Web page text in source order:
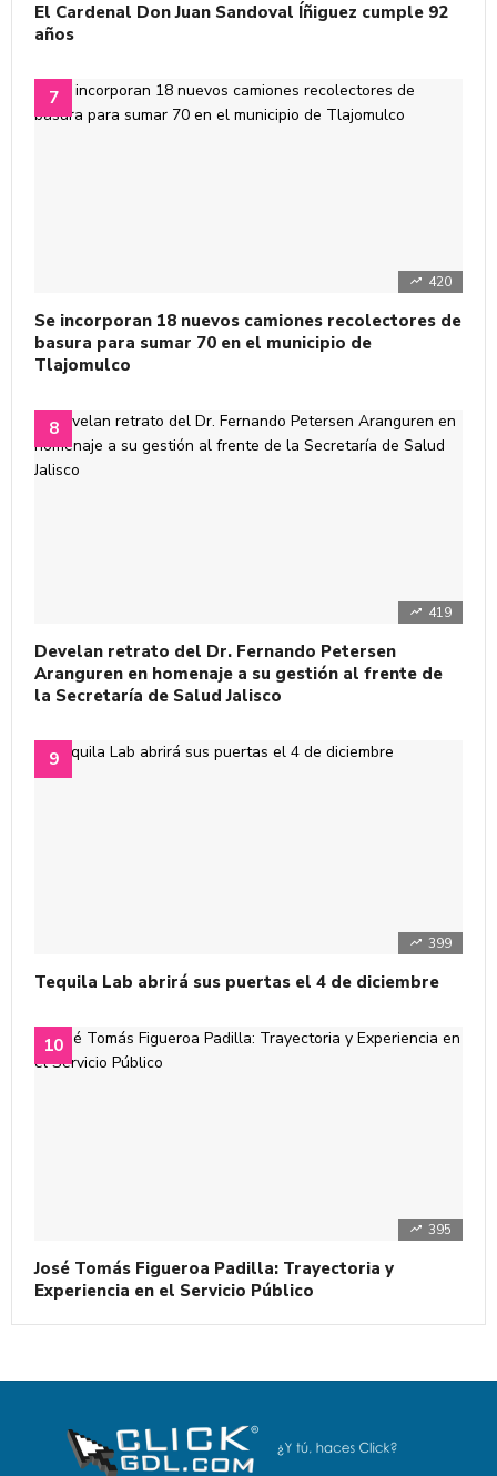
El Cardenal Don Juan Sandoval Íñiguez cumple 92
años
420
Se incorporan 18 nuevos camiones recolectores de
basura para sumar 70 en el municipio de
Tlajomulco
419
Develan retrato del Dr. Fernando Petersen
Aranguren en homenaje a su gestión al frente de
la Secretaría de Salud Jalisco
399
Tequila Lab abrirá sus puertas el 4 de diciembre
395
José Tomás Figueroa Padilla: Trayectoria y
Experiencia en el Servicio Público